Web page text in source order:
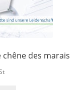
chêne des marais